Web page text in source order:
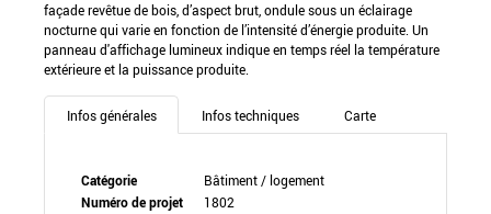
façade revêtue de bois, d’aspect brut, ondule sous un éclairage
nocturne qui varie en fonction de l’intensité d’énergie produite. Un
panneau d'affichage lumineux indique en temps réel la température
extérieure et la puissance produite.
Infos générales Infos techniques Carte
Catégorie
Bâtiment / logement
Numéro de projet
1802